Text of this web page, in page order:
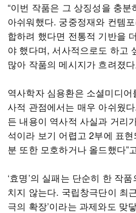
“이번 작품은 그 상징성을 충분
아쉬워했다. 궁중정재와 컨템
합하려 했다면 전통적 기반을
야 했다며, 서사적으로도 하고
많아 작품의 메시지가 흐려졌
역사학자 심용환은 소셜미디어
사적 관점에서는 매우 아쉬웠
든 내용이 역사적 사실과 거리
석이라 보기 어렵고 2부에 표
분 또한 모호하거나 올드했다”
‘효명’의 실패는 단순히 한 작
치지 않는다. 국립창극단이 최
극의 확장’이라는 과제와도 맞